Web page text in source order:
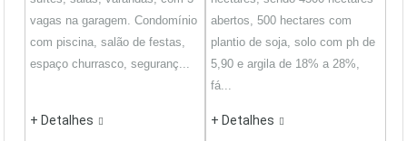
vagas na garagem. Condomínio
com piscina, salão de festas,
espaço churrasco, seguranç...
+ Detalhes
abertos, 500 hectares com
plantio de soja, solo com ph de
5,90 e argila de 18% a 28%,
fá...
+ Detalhes